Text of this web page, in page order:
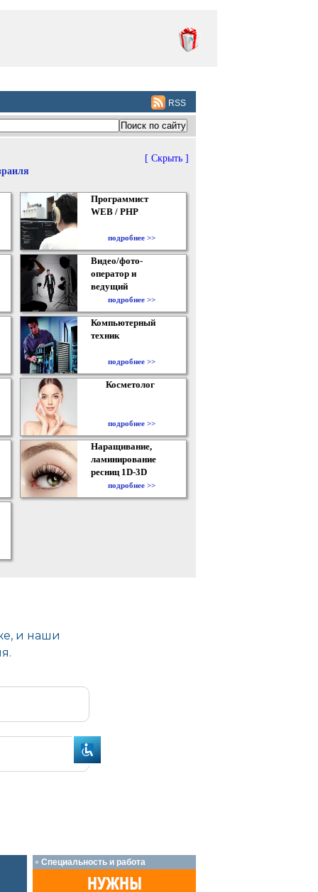
RSS
[ Скрыть ]
Программист
WEB / PHP
подробнее >>
Видео/фото-
оператор и
ведущий
подробнее >>
Компьютерный
техник
подробнее >>
Косметолог
подробнее >>
Наращивание,
ламинирование
ресниц 1D-3D
подробнее >>
Специальность и работа